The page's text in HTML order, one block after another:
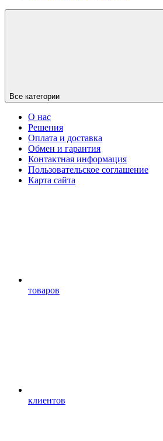
Все категории
О нас
Решения
Оплата и доставка
Обмен и гарантия
Контактная информация
Пользовательское соглашение
Карта сайта
товаров
клиентов